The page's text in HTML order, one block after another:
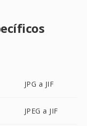
JPG a JIF
JPEG a JIF